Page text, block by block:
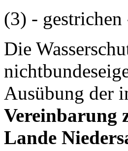
(3) - gestrichen
Die
Ausübung der
Vereinbarung
Lande